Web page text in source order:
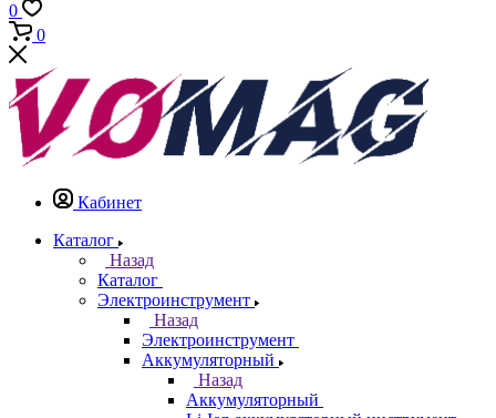
0
0
Кабинет
Каталог
Назад
Каталог
Электроинструмент
Назад
Электроинструмент
Аккумуляторный
Назад
Аккумуляторный